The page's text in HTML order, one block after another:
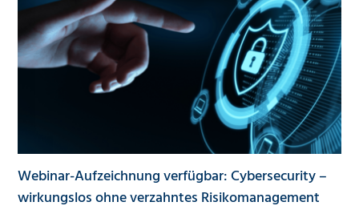
Webinar-Aufzeichnung verfügbar: Cybersecurity –
wirkungslos ohne verzahntes Risikomanagement